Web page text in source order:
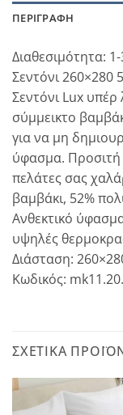
ΠΕΡΙΓΡΑΦΉ
Διαθεσιμότητα:
Σεντόνι 260×280
Σεντόνι Lux
σύμμεικτο
για να μη
ύφασμα. Προσιτή
πελάτες σας
βαμβάκι, 52%
Ανθεκτικό
υψηλές
Διάσταση:
Κωδικός:
ΣΧΕΤΙΚΆ